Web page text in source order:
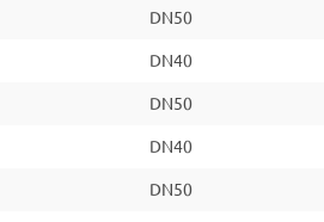
DN50
DN40
DN50
DN40
DN50